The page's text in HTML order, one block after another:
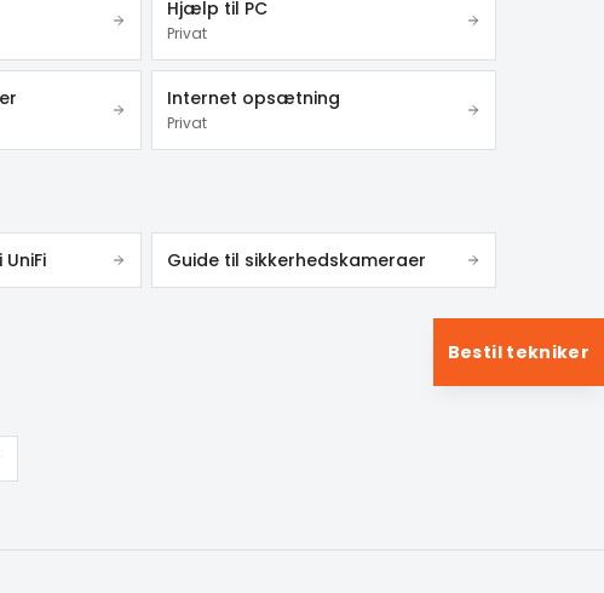
Hjælp til PC
Privat
Internet opsætning
Privat
Guide til sikkerhedskameraer
Bestil tekniker